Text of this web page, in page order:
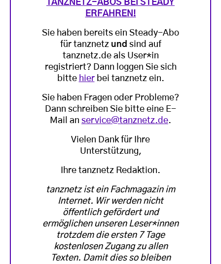
TANZNETZ-ABOS BEI STEADY
ERFAHREN!
Sie haben bereits ein Steady-Abo
für tanznetz und sind auf
tanznetz.de als User*in
registriert? Dann loggen Sie sich
bitte hierbei tanznetz ein.
Sie haben Fragen oder Probleme?
Dann schreiben Sie bitte eine E-
Mail an service@tanznetz.de.
Vielen Dank für Ihre
Unterstützung,
Ihre tanznetz Redaktion.
tanznetz ist ein Fachmagazin im
Internet. Wir werden nicht
öffentlich gefördert und
ermöglichen unseren Leser*innen
trotzdem die ersten 7 Tage
kostenlosen Zugang zu allen
Texten. Damit dies so bleiben